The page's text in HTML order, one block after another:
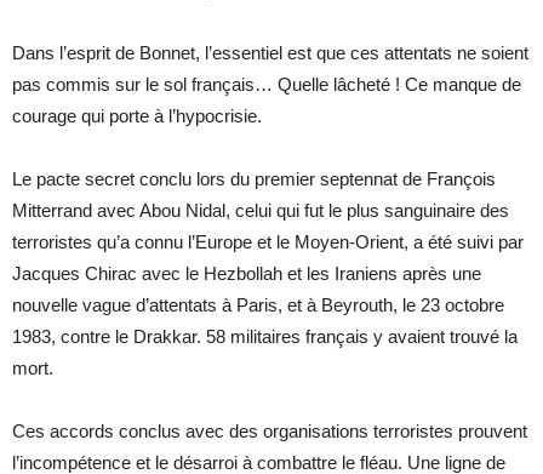
Dans l’esprit de Bonnet, l’essentiel est que ces attentats ne soient
pas commis sur le sol français… Quelle lâcheté ! Ce manque de
courage qui porte à l’hypocrisie.
Le pacte secret conclu lors du premier septennat de François
Mitterrand avec Abou Nidal, celui qui fut le plus sanguinaire des
terroristes qu’a connu l’Europe et le Moyen-Orient, a été suivi par
Jacques Chirac avec le Hezbollah et les Iraniens après une
nouvelle vague d’attentats à Paris, et à Beyrouth, le 23 octobre
1983, contre le Drakkar. 58 militaires français y avaient trouvé la
mort.
Ces accords conclus avec des organisations terroristes prouvent
l’incompétence et le désarroi à combattre le fléau. Une ligne de